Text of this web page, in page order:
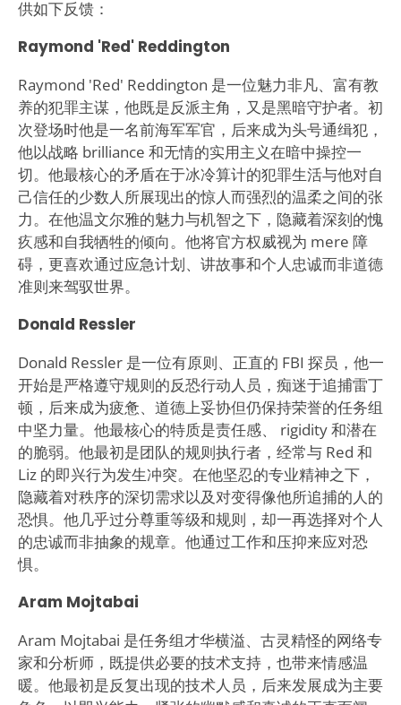
供如下反馈：
Raymond 'Red' Reddington
Raymond 'Red' Reddington 是一位魅力非凡、富有教
养的犯罪主谋，他既是反派主角，又是黑暗守护者。初
次登场时他是一名前海军军官，后来成为头号通缉犯，
他以战略 brilliance 和无情的实用主义在暗中操控一
切。他最核心的矛盾在于冰冷算计的犯罪生活与他对自
己信任的少数人所展现出的惊人而强烈的温柔之间的张
力。在他温文尔雅的魅力与机智之下，隐藏着深刻的愧
疚感和自我牺牲的倾向。他将官方权威视为 mere 障
碍，更喜欢通过应急计划、讲故事和个人忠诚而非道德
准则来驾驭世界。
Donald Ressler
Donald Ressler 是一位有原则、正直的 FBI 探员，他一
开始是严格遵守规则的反恐行动人员，痴迷于追捕雷丁
顿，后来成为疲惫、道德上妥协但仍保持荣誉的任务组
中坚力量。他最核心的特质是责任感、 rigidity 和潜在
的脆弱。他最初是团队的规则执行者，经常与 Red 和
Liz 的即兴行为发生冲突。在他坚忍的专业精神之下，
隐藏着对秩序的深切需求以及对变得像他所追捕的人的
恐惧。他几乎过分尊重等级和规则，却一再选择对个人
的忠诚而非抽象的规章。他通过工作和压抑来应对恐
惧。
Aram Mojtabai
Aram Mojtabai 是任务组才华横溢、古灵精怪的网络专
家和分析师，既提供必要的技术支持，也带来情感温
暖。他最初是反复出现的技术人员，后来发展成为主要